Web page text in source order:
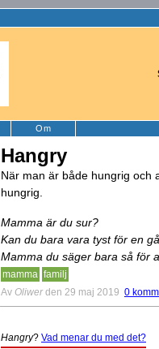
Om
Hangry
När man är både hungrig och
hungrig.
Mamma är du sur?
Kan du bara vara tyst för en
Mamma du säger bara så för
mamma familj
Av Oliwer den 29 maj 2019 0
Hangry? Vad menar du med det?